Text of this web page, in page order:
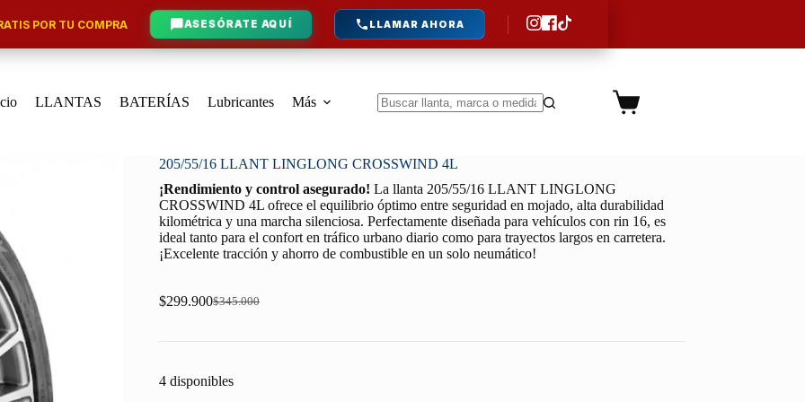
POR TU COMPRA ASESÓRATE AQUÍ LLAMAR AHORA
LLANTAS BATERÍAS Lubricantes
Más
Carro
205/55/16 LLANT LINGLONG CROSSWIND 4L
¡Rendimiento y control asegurado! La llanta 205/55/16 LLANT LINGLONG
CROSSWIND 4L ofrece el equilibrio óptimo entre seguridad en mojado, alta durabilidad
kilométrica y una marcha silenciosa. Perfectamente diseñada para vehículos con rin 16, es
ideal tanto para el confort en tráfico urbano diario como para trayectos largos en carretera.
¡Excelente tracción y ahorro de combustible en un solo neumático!
$345.000
Original
was:
$299.900Current
is:
4 disponibles